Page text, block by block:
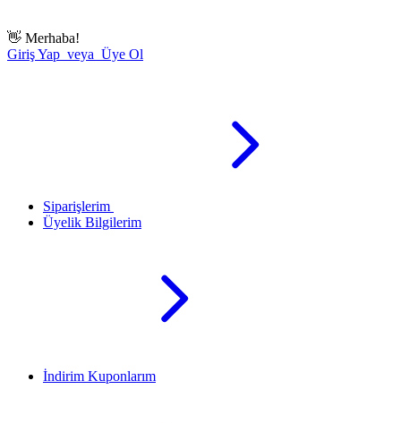
👋 Merhaba!
Giriş Yap veya Üye Ol
Siparişlerim
Üyelik Bilgilerim
İndirim Kuponlarım